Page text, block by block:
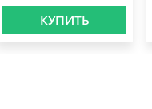
КУПИТЬ